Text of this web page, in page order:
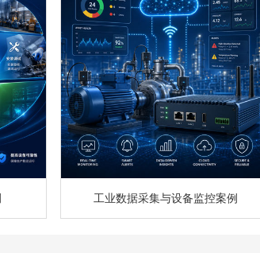
工业数据采集与设备监控案例